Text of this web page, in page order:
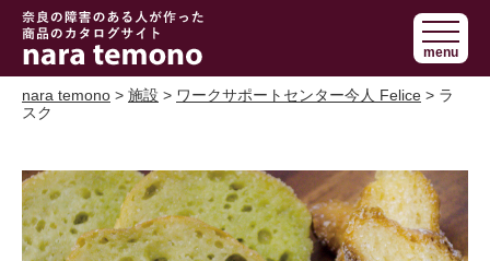
奈良で障害の
ある人の手作
り商品 nara
temono
menu
nara temono > 施設 > ワークサポートセンター今人 Felice > ラ
スク